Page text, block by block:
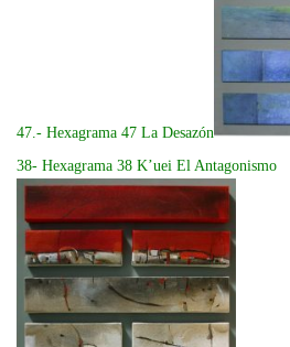
47.- Hexagrama 47 La Desazón
38- Hexagrama 38 K’uei El Antagonismo